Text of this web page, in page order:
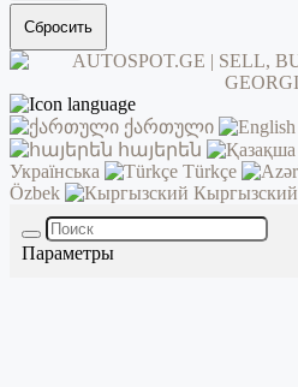
Сбросить
ქართული
հայերեն
Українська
Türkçe
Özbek
Кыргызский
Параметры